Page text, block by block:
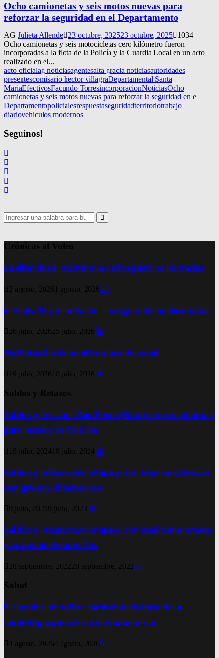
Ocho camionetas y seis motos nuevas para
reforzar la seguridad en el Departamento
AG Julieta Allende 23 octubre, 202523 octubre, 2025
1034
Ocho camionetas y seis motocicletas cero kilómetro fueron
incorporadas a la flota de la Policía y la Guardia Local en un acto
realizado en el...
acto oficialag noticiasagentesalta gracia noticiasautoridades
presentescomisario hector villagraDepartamental Santa
MariaEfectivosFacundo TorresincorporacionNoticiasOcho
camionetas y seis motos nuevas para reforzar la seguridad en el
Departamentopolicialesrespuestaseguridadterritoriotrabajo
diariovehiculos modernos
Seguinos!
Search
for:
Search
Crónicas al Voleo
La silenciosa resistencia de los pueblos nómadas
2 agosto, 2026 1 agosto, 2026 0
El Vuelo 19 y el mito del Triángulo de las Bermudas
26 julio, 2026 25 julio, 2026 0
Matthias Sindelar, el hombre de papel
19 julio, 2026 18 julio, 2026 0
Saldos y Retazos
Saldos y Retazos: Don Pepe y Don José, una charla a
puro mate y torta frita
18 julio, 2024 18 julio, 2024 0
Saldos y retazos: Don Pepe y Don José se calientan
con grapa y chismecitos
9 julio, 20239 julio, 2023 0
Saldos y retazos: Don Pepe y Don José toman mate
y se pasan chismecitos
28 septiembre, 2022 28 septiembre, 2022 0
Salud
El Hospital de Niños cambió la historia de la
cardiología pediátrica en Sudamérica
4 agosto, 20264 agosto, 2026 0